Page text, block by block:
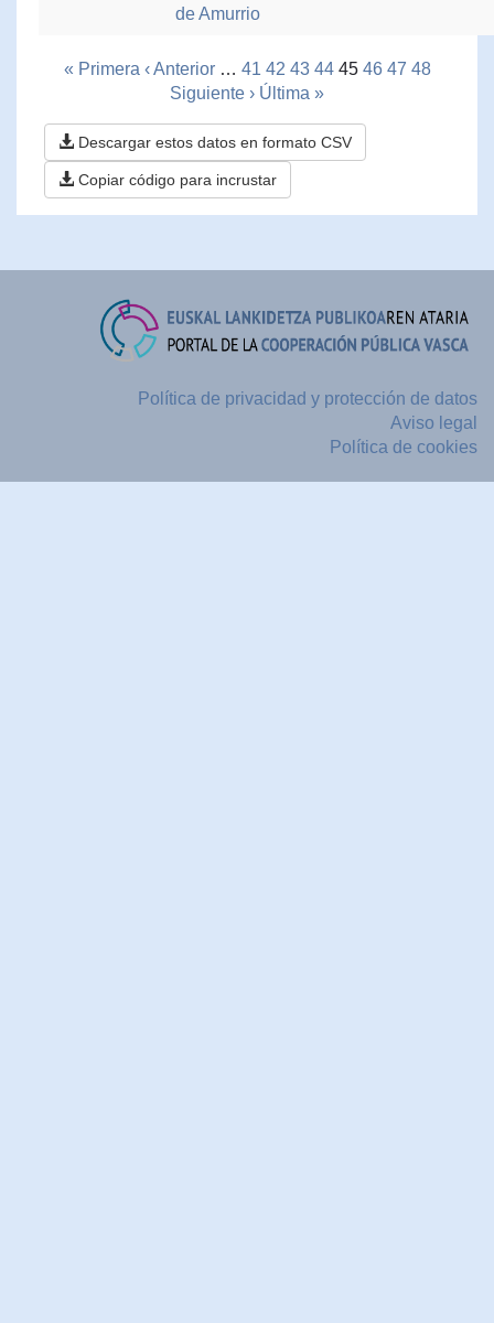
de Amurrio
« Primera ‹ Anterior … 41 42 43 44 45 46 47 48
Siguiente › Última »
Descargar estos datos en formato CSV
Copiar código para incrustar
Política de privacidad y protección de datos
Aviso legal
Política de cookies